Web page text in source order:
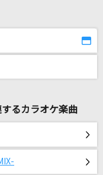
るカラオケ楽曲